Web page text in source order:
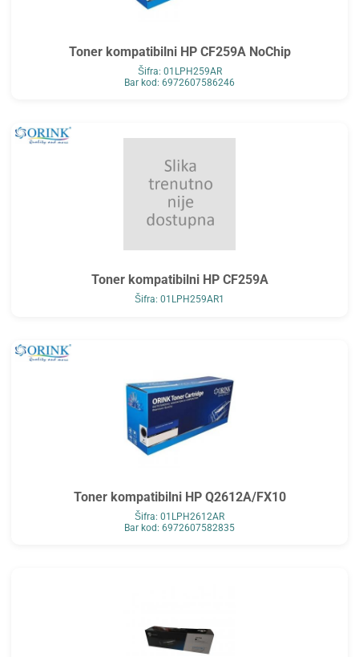
Toner kompatibilni HP CF259A NoChip
Šifra: 01LPH259AR
Bar kod: 6972607586246
Toner kompatibilni HP CF259A
Šifra: 01LPH259AR1
Toner kompatibilni HP Q2612A/FX10
Šifra: 01LPH2612AR
Bar kod: 6972607582835